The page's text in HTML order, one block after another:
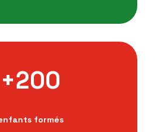
+200
formés